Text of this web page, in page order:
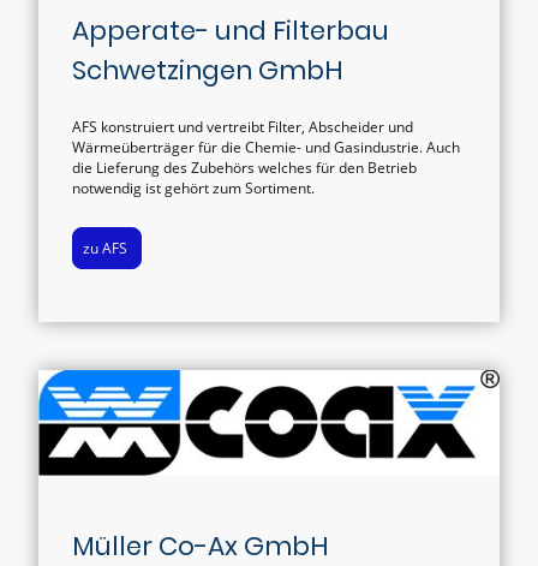
Apperate- und Filterbau
Schwetzingen GmbH
AFS konstruiert und vertreibt Filter, Abscheider und
Wärmeüberträger für die Chemie- und Gasindustrie. Auch
die Lieferung des Zubehörs welches für den Betrieb
notwendig ist gehört zum Sortiment.
zu AFS
Müller Co-Ax GmbH